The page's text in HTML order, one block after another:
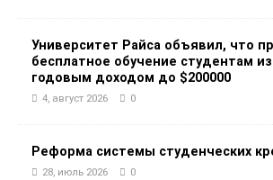
Университет Райса объявил, что
бесплатное обучение студентам
годовым доходом до $200000
4, август 2026 0
Реформа системы студенческих
28, июль 2026 0